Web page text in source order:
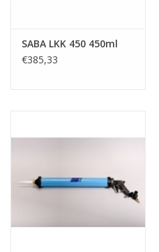
SABA LKK 450 450ml
€385,33